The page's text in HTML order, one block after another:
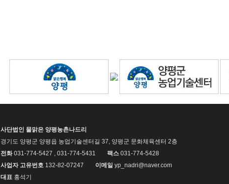
사단법인 물맑은 양평농촌나드리
경기도 양평군 양평읍 농업기술센터길 37, 양평군 문화체육센터 2층
전화031-774-5427 , 031-774-5431 팩스 031-774-5428
사업자 고유번호 132-82-07247 이메일 yp_nadri@naver.com
대표 홍석기